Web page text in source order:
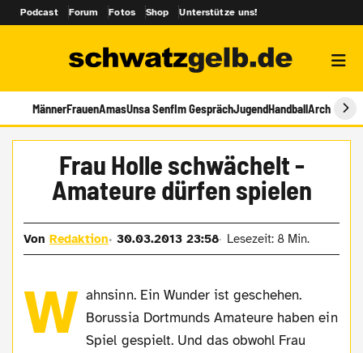
Podcast Forum Fotos Shop Unterstütze uns!
MännerFrauenAmasUnsa SenfIm GesprächJugendHandballArchiv
Frau Holle schwächelt -
Amateure dürfen spielen
VonRedaktion 30.03.2013 23:58 Lesezeit: 8 Min.
W ahnsinn. Ein Wunder ist geschehen.
Borussia Dortmunds Amateure haben ein
Spiel gespielt. Und das obwohl Frau